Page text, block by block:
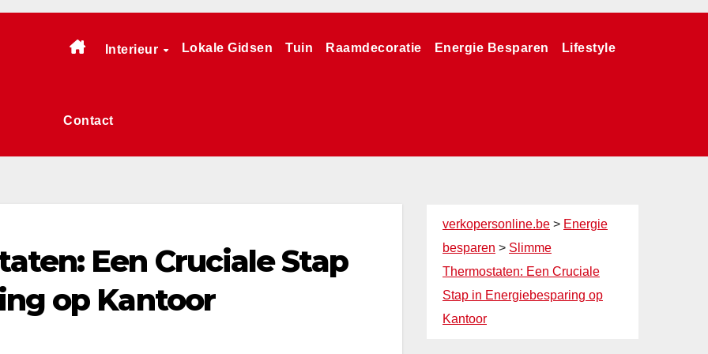
Interieur Lokale Gidsen Tuin Raamdecoratie Energie Besparen Lifestyle
Contact
Een Cruciale Stap
op Kantoor
verkopersonline.be > Energie
besparen > Slimme
Thermostaten: Een Cruciale
Stap in Energiebesparing op
Kantoor